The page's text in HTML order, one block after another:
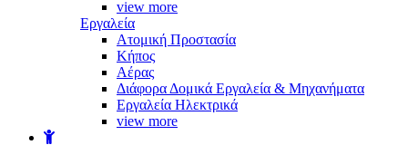
view more
Εργαλεία
Aτομική Προστασία
Kήπος
Αέρας
Διάφορα Δομικά Εργαλεία & Μηχανήματα
Εργαλεία Ηλεκτρικά
view more